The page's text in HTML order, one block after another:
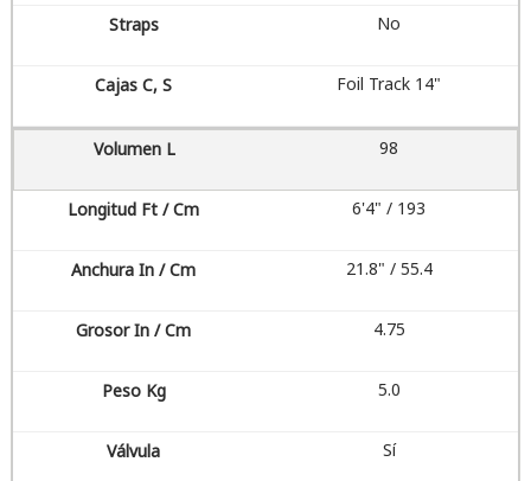
No
Foil Track 14"
98
6'4" / 193
21.8" / 55.4
4.75
5.0
Sí